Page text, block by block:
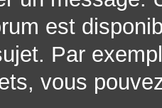
est
Par
vous